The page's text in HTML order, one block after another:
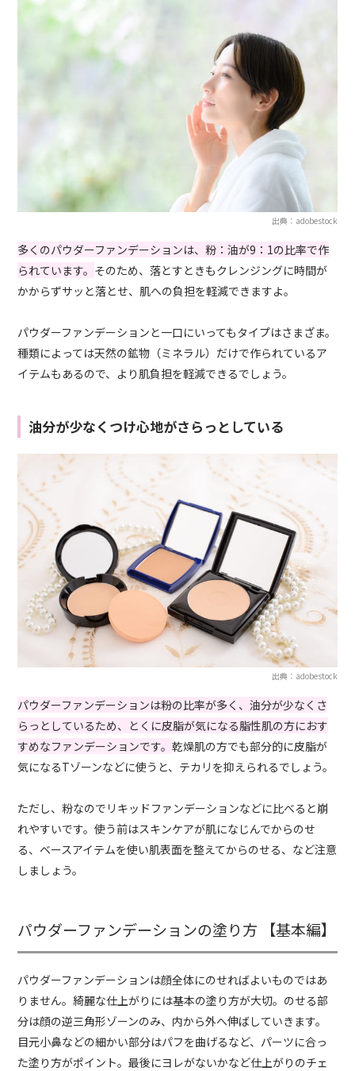
出典：adobestock
多くのパウダーファンデーションは、粉：油が9：1の比率で作
られています。 そのため、落とすときもクレンジングに時間が
かからずサッと落とせ、肌への負担を軽減できますよ。
パウダーファンデーションと一口にいってもタイプはさまざま。
種類によっては天然の鉱物（ミネラル）だけで作られているア
イテムもあるので、より肌負担を軽減できるでしょう。
油分が少なくつけ心地がさらっとしている
出典：adobestock
パウダーファンデーションは粉の比率が多く、油分が少なくさ
らっとしているため、とくに皮脂が気になる脂性肌の方におす
すめなファンデーションです。乾燥肌の方でも部分的に皮脂が
気になるTゾーンなどに使うと、テカリを抑えられるでしょう。
ただし、粉なのでリキッドファンデーションなどに比べると崩
れやすいです。使う前はスキンケアが肌になじんでからのせ
る、ベースアイテムを使い肌表面を整えてからのせる、など注意
しましょう。
パウダーファンデーションの塗り方 【基本編】
パウダーファンデーションは顔全体にのせればよいものではあ
りません。綺麗な仕上がりには基本の塗り方が大切。のせる部
分は顔の逆三角形ゾーンのみ、内から外へ伸ばしていきます。
目元小鼻などの細かい部分はパフを曲げるなど、パーツに合っ
た塗り方がポイント。最後にヨレがないかなど仕上がりのチェ